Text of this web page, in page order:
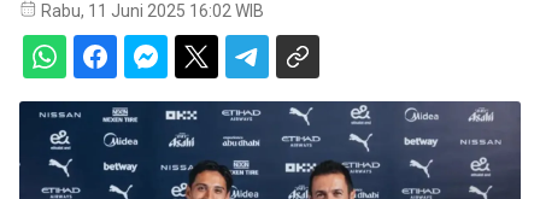
Rabu, 11 Juni 2025 16:02 WIB